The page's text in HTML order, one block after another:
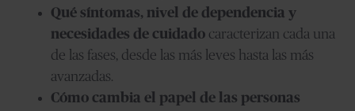
Qué síntomas, nivel de dependencia y
necesidades de cuidado caracterizan cada una
de las fases, desde las más leves hasta las más
avanzadas.
Cómo cambia el papel de las personas